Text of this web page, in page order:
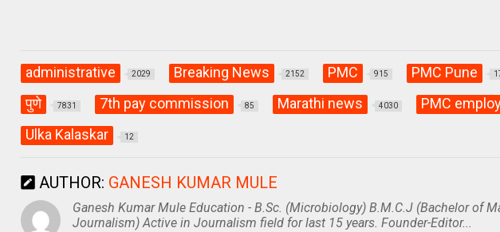
administrative 2029 Breaking News 2152 PMC 915 PMC Pune
पुणे 7831 7th pay commission 85 Marathi news 4030 PMC
Ulka Kalaskar 12
AUTHOR: GANESH KUMAR MULE
Ganesh Kumar Mule Education - B.Sc. (Microbiology) B.M.C.J (Bachelor of
Journalism) Active in Journalism field for last 15 years. Founder-Editor...